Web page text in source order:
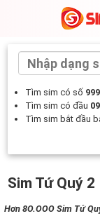
Tìm sim có số
Tìm sim có đầu
Tìm sim bắt đầu
Sim Tứ Quý 2
Hơn 8O.OOO Sim Tứ